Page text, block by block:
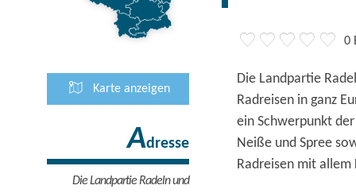
Karte anzeigen
Adresse
Die Landpartie Radeln und
0
Die Landpartie
Radreisen in ganz
ein Schwerpunkt
Neiße und Spree
Radreisen mit